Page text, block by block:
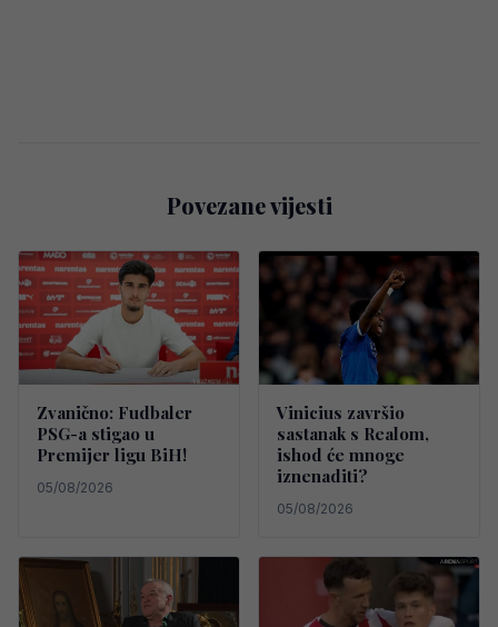
Povezane vijesti
Zvanično: Fudbaler
PSG-a stigao u
Premijer ligu BiH!
05/08/2026
Vinicius završio
sastanak s Realom,
ishod će mnoge
iznenaditi?
05/08/2026